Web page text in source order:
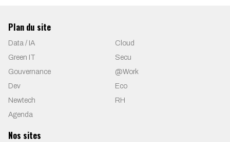
Plan du site
Data / IA
Cloud
Green IT
Secu
Gouvernance
@Work
Dev
Eco
Newtech
RH
Agenda
Nos sites